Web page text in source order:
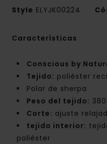
Style ELYJK00224
Características
Conscious by
Tejido: poliéster
Polar de sherpa
Peso del tejido:
Corte: ajuste
tejido interior:
poliéster